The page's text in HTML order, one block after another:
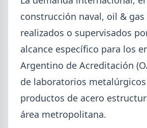
construcción naval, oil &
realizados o supervisados
alcance específico para los
Argentino de Acreditación
de laboratorios
productos de acero
área metropolitana.